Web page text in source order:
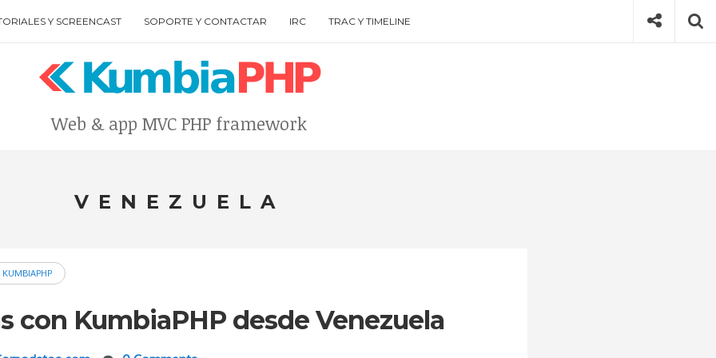
Y SCREENCAST SOPORTE Y CONTACTAR IRC TRAC Y TIMELINE Social
Web & app MVC PHP framework
VENEZUELA
con KumbiaPHP desde Venezuela